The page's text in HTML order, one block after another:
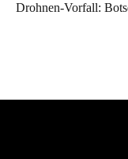
Drohnen-Vorfall: